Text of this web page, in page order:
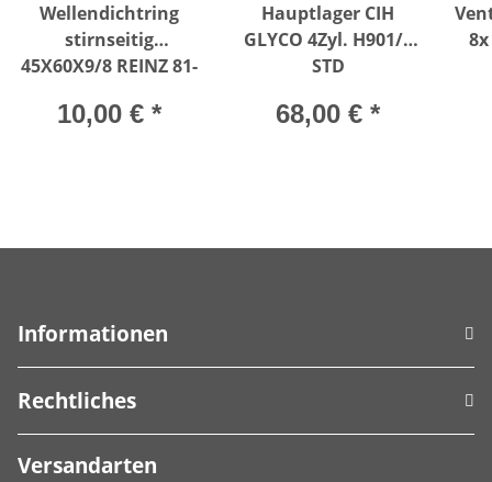
Wellendichtring
stirnseitig
45X60X9/8 REINZ 81-
10,00 € *
Hauptlager CIH
GLYCO 4Zyl. H901/5
STD
68,00 € *
Informationen
Rechtliches
Versandarten